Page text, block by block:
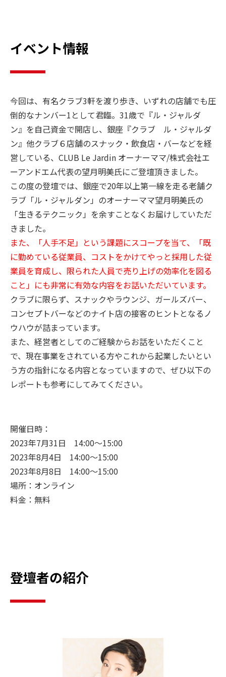
イベント情報
今回は、有名クラブ3軒を渡り歩き、いずれの店舗でも圧
倒的なナンバー1として君臨。31歳で『ル・ジャルダ
ン』を自己資金で開店し、銀座『クラブ ル・ジャルダ
ン』他クラブ６店舗のスナック・飲食店・バーなどを経
営している、CLUB Le Jardin オーナーママ/株式会社エ
ーアンドエム代表の望月明美氏にご登壇頂きました。
この度の登壇では、銀座で20年以上第一線を走る老舗ク
ラブ「ル・ジャルダン」のオーナーママ望月明美氏の
「生きるテクニック」を余すことなくお届けしていただ
きました。
また、「人手不足」という課題にスコープを当て、「既
に勤めている従業員、コストをかけてやっと採用した従
業員を育成し、限られた人員で売り上げの効率化を図る
こと」にも非常に有効な内容をお話いただいています。
クラブに限らず、スナックやラウンジ、ガールズバー、
コンセプトバーなどのナイト店の接客のヒントとなるノ
ウハウが詰まっています。
また、経営者としてのご経験からお話をいただくこと
で、現在事業をされている方やこれから起業したいとい
う方の指針になる内容となっていますので、ぜひ以下の
レポートも参考にしてみてください。
開催日時：
2023年7月31日 14:00～15:00
2023年8月4日 14:00～15:00
2023年8月8日 14:00～15:00
場所：オンライン
料金：無料
登壇者の紹介